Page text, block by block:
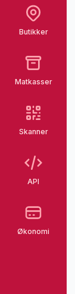
Butikker
Matkasser
Skanner
API
Økonomi